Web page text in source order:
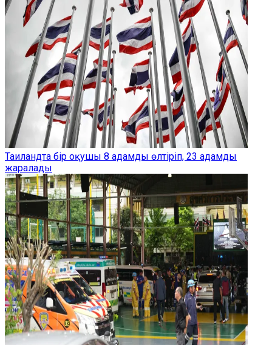
Таиландта бір оқушы 8 адамды өлтіріп, 23 адамды
жаралады